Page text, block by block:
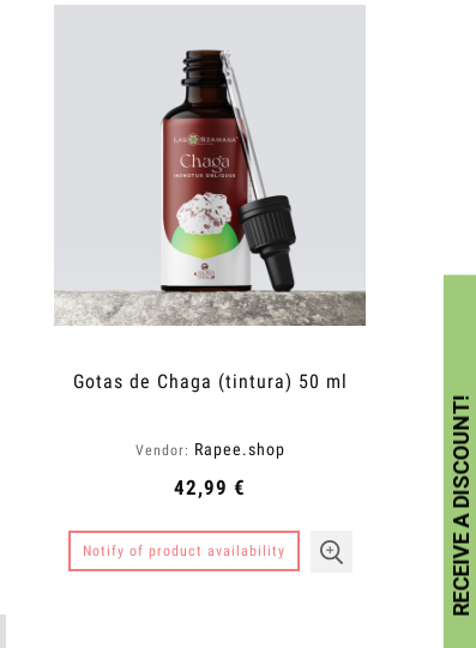
Gotas de Chaga (tintura) 50 ml
Vendor: Rapee.shop
42,99 €
Notify of product availability